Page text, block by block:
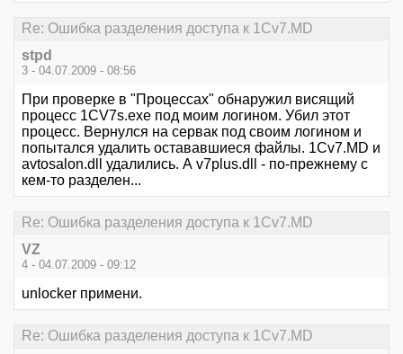
Re: Ошибка разделения доступа к 1Cv7.MD
stpd
3 - 04.07.2009 - 08:56
При проверке в "Процессах" обнаружил висящий
процесс 1CV7s.exe под моим логином. Убил этот
процесс. Вернулся на сервак под своим логином и
попытался удалить остававшиеся файлы. 1Cv7.MD и
avtosalon.dll удалились. А v7plus.dll - по-прежнему с
кем-то разделен...
Re: Ошибка разделения доступа к 1Cv7.MD
VZ
4 - 04.07.2009 - 09:12
unlocker примени.
Re: Ошибка разделения доступа к 1Cv7.MD